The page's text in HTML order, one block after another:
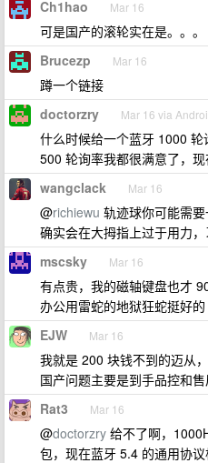
Ch1hao Mar 16
可是国产的滚轮实在是。。。
Brucezp Mar 16
蹲一个链接
doctorzry Mar 16 via
什么时候给一个蓝牙 1000
500 轮询率我都很满意了，现
wangclack Mar 16
@richiewu 轨迹球你可能需
确实会在大拇指上过于用力，
mscsky Mar 16
有点贵，我的磁轴键盘也才
办公用雷蛇的地狱狂蛇挺好的
EJW Mar 16
我就是 200 块钱不到的迈从
国产问题主要是到手品控和售
Rat3 Mar 16
@doctorzry 给不了啊，
包，现在蓝牙 5.4 的通用协